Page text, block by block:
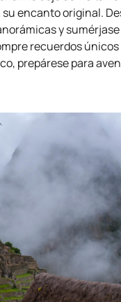
encanto original.
y
recuerdos
prepárese para